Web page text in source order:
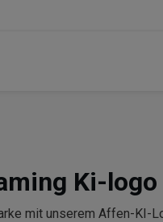
Ki-logo
mit unserem Affen-KI-